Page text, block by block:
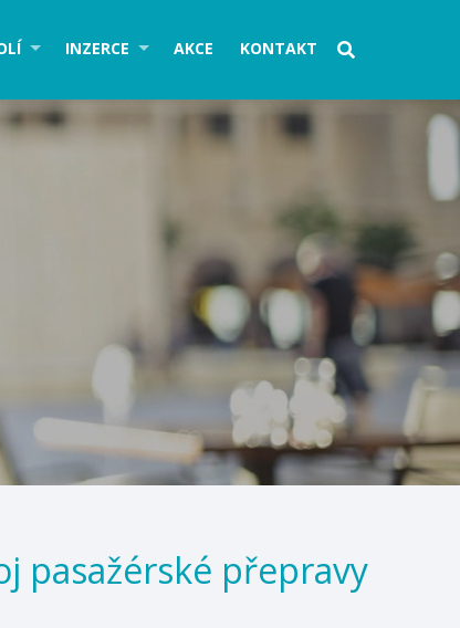
INZERCE AKCE KONTAKT
pasažérské přepravy